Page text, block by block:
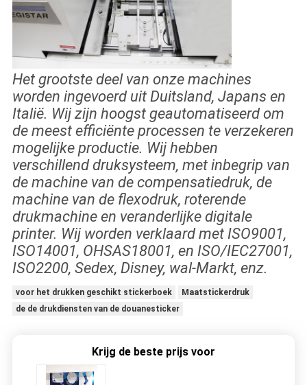
Het grootste deel van onze machines
worden ingevoerd uit Duitsland, Japans en
Italië. Wij zijn hoogst geautomatiseerd om
de meest efficiënte processen te verzekeren
mogelijke productie. Wij hebben
verschillend druksysteem, met inbegrip van
de machine van de compensatiedruk, de
machine van de flexodruk, roterende
drukmachine en veranderlijke digitale
printer. Wij worden verklaard met ISO9001,
ISO14001, OHSAS18001, en ISO/IEC27001,
ISO2200, Sedex, Disney, wal-Markt, enz.
voor het drukken geschikt stickerboek
Maatstickerdruk
de de drukdiensten van de douanesticker
Krijg de beste prijs voor